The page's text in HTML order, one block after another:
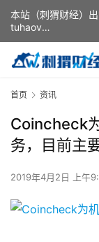
首页 资讯
Coincheck
务，目前主
2019年4月2日 上午
本站（刺猬财经）
tuhaov
This website
website. If you